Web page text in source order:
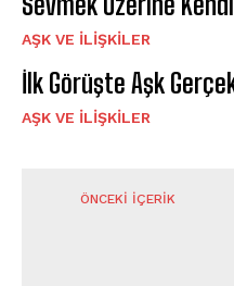
AŞK VE İLIŞKILER
İlk Görüşte Aşk
AŞK VE İLIŞKILER
ÖNCEKI İÇERIK